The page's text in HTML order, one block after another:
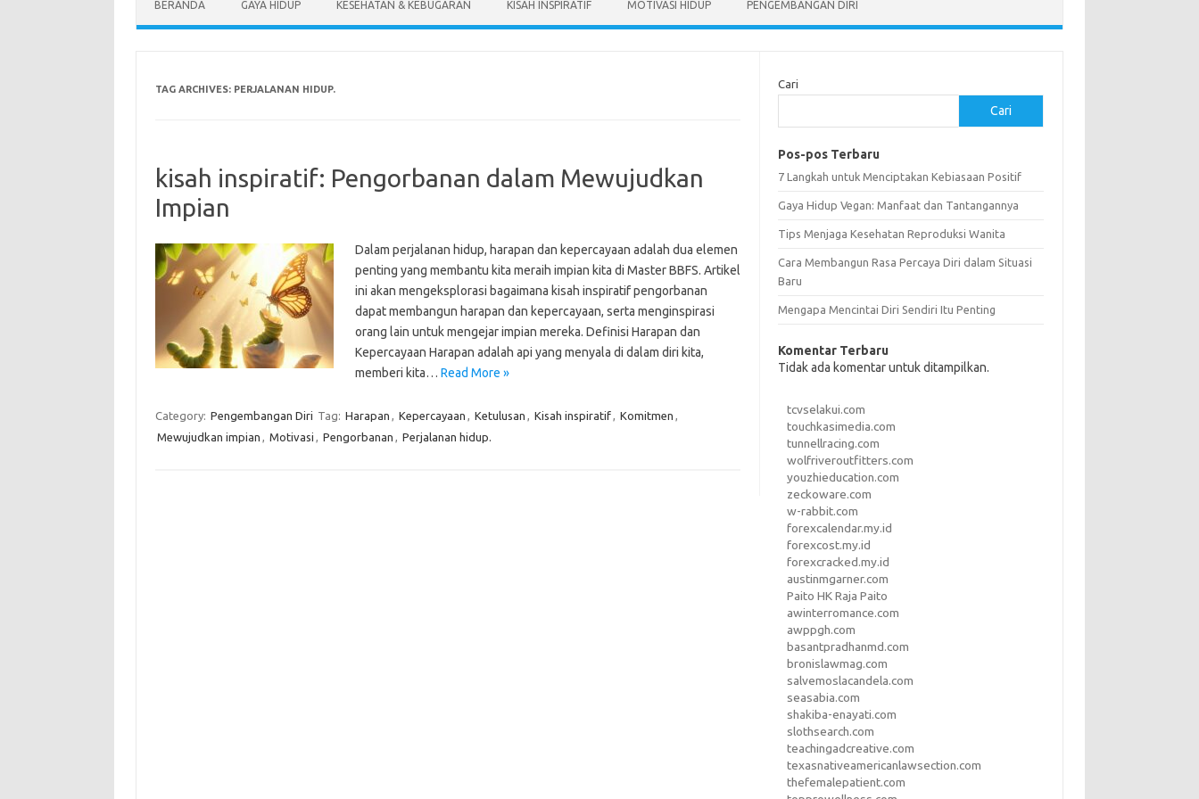
BERANDA GAYA HIDUP KESEHATAN & KEBUGARAN KISAH INSPIRATIF MOTIVASI HIDUP PENGEMBANGAN DIRI
TAG ARCHIVES: PERJALANAN HIDUP.
kisah inspiratif: Pengorbanan dalam Mewujudkan
Impian
Dalam perjalanan hidup, harapan dan kepercayaan adalah dua elemen
penting yang membantu kita meraih impian kita di Master BBFS. Artikel
ini akan mengeksplorasi bagaimana kisah inspiratif pengorbanan
dapat membangun harapan dan kepercayaan, serta menginspirasi
orang lain untuk mengejar impian mereka. Definisi Harapan dan
Kepercayaan Harapan adalah api yang menyala di dalam diri kita,
memberi kita… Read More »
Category: Pengembangan Diri Tag: Harapan , Kepercayaan , Ketulusan , Kisah inspiratif, Komitmen ,
Mewujudkan impian , Motivasi , Pengorbanan , Perjalanan hidup.
Cari
Cari
Pos-pos Terbaru
7 Langkah untuk Menciptakan Kebiasaan Positif
Gaya Hidup Vegan: Manfaat dan Tantangannya
Tips Menjaga Kesehatan Reproduksi Wanita
Cara Membangun Rasa Percaya Diri dalam Situasi
Baru
Mengapa Mencintai Diri Sendiri Itu Penting
Komentar Terbaru
Tidak ada komentar untuk ditampilkan.
tcvselakui.com
touchkasimedia.com
tunnellracing.com
wolfriveroutfitters.com
youzhieducation.com
zeckoware.com
w-rabbit.com
forexcalendar.my.id
forexcost.my.id
forexcracked.my.id
austinmgarner.com
Paito HK Raja Paito
awinterromance.com
awppgh.com
basantpradhanmd.com
bronislawmag.com
salvemoslacandela.com
seasabia.com
shakiba-enayati.com
slothsearch.com
teachingadcreative.com
texasnativeamericanlawsection.com
thefemalepatient.com